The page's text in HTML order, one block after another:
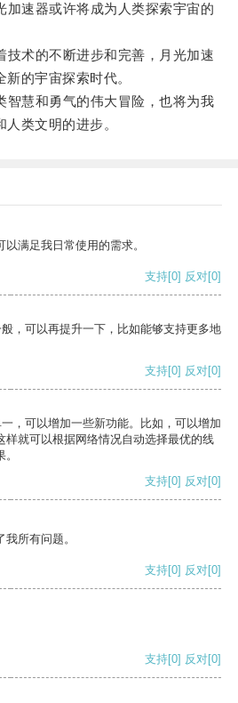
速器或许将成为人类探索宇宙的
术的不断进步和完善，月光加速
的宇宙探索时代。
慧和勇气的伟大冒险，也将为我
类文明的进步。
满足我日常使用的需求。
支持[0] 反对[0]
，可以再提升一下，比如能够支持更多地
支持[0] 反对[0]
，可以增加一些新功能。比如，可以增加
样就可以根据网络情况自动选择最优的线
支持[0] 反对[0]
所有问题。
支持[0] 反对[0]
支持[0] 反对[0]